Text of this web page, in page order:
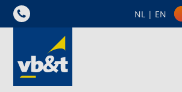
NL | EN